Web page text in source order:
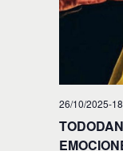
26/10/2025-